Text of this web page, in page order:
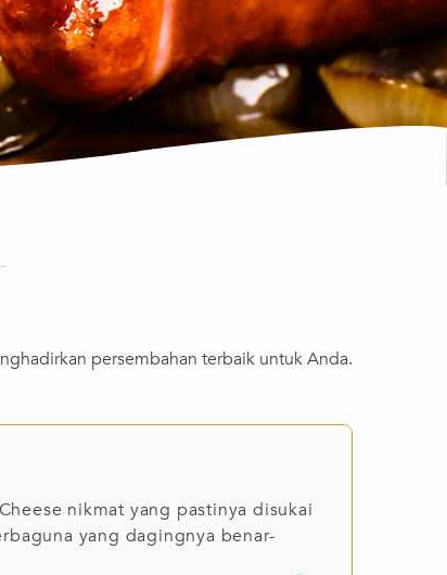
persembahan terbaik untuk Anda.
nikmat yang pastinya disukai
yang dagingnya benar-